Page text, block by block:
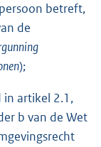
betreft,
de
);
in artikel 2.1,
b van de Wet